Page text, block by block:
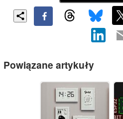
Powiązane artykuły